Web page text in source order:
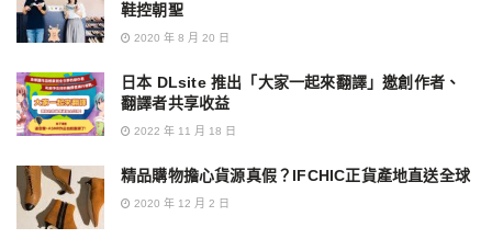
鞋控朝聖
2020 年 8 月 20 日
日本 DLsite 推出「大家一起來翻譯」邀創作者、
翻譯者共享收益
2022 年 11 月 18 日
精品購物擔心貨源真假？IFCHIC正貨產地直送全球
2020 年 12 月 2 日